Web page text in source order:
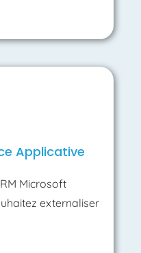
Applicative
Microsoft
externaliser